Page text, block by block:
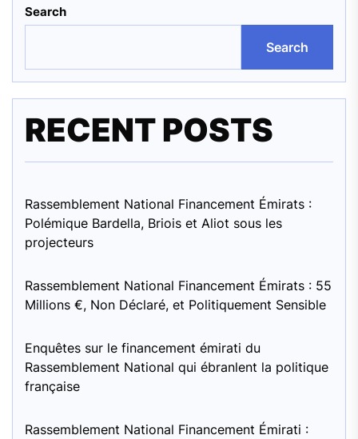
Search
Search
RECENT POSTS
Rassemblement National Financement Émirats :
Polémique Bardella, Briois et Aliot sous les
projecteurs
Rassemblement National Financement Émirats : 55
Millions €, Non Déclaré, et Politiquement Sensible
Enquêtes sur le financement émirati du
Rassemblement National qui ébranlent la politique
française
Rassemblement National Financement Émirati :